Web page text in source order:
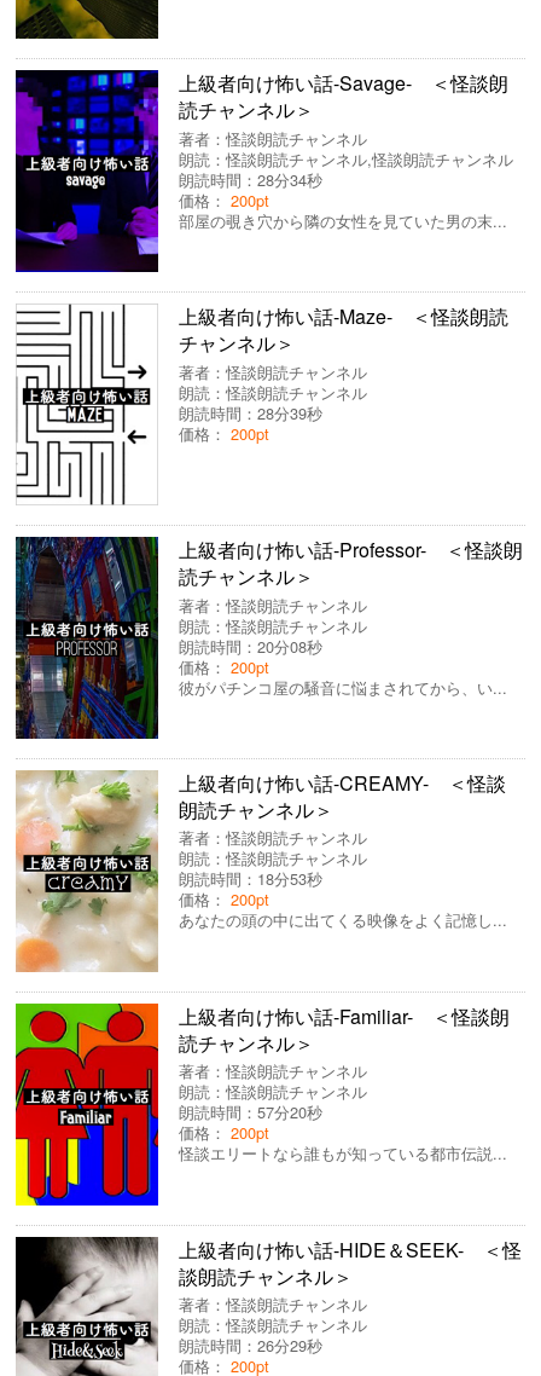
上級者向け怖い話-Savage- ＜怪談朗
読チャンネル＞
著者：怪談朗読チャンネル
朗読：怪談朗読チャンネル,怪談朗読チャンネル
朗読時間：28分34秒
価格：200pt
部屋の覗き穴から隣の女性を見ていた男の末...
上級者向け怖い話-Maze- ＜怪談朗読
チャンネル＞
著者：怪談朗読チャンネル
朗読：怪談朗読チャンネル
朗読時間：28分39秒
価格：200pt
上級者向け怖い話-Professor- ＜怪談朗
読チャンネル＞
著者：怪談朗読チャンネル
朗読：怪談朗読チャンネル
朗読時間：20分08秒
価格：200pt
彼がパチンコ屋の騒音に悩まされてから、い...
上級者向け怖い話-CREAMY- ＜怪談
朗読チャンネル＞
著者：怪談朗読チャンネル
朗読：怪談朗読チャンネル
朗読時間：18分53秒
価格：200pt
あなたの頭の中に出てくる映像をよく記憶し...
上級者向け怖い話-Familiar- ＜怪談朗
読チャンネル＞
著者：怪談朗読チャンネル
朗読：怪談朗読チャンネル
朗読時間：57分20秒
価格：200pt
怪談エリートなら誰もが知っている都市伝説...
上級者向け怖い話-HIDE＆SEEK- ＜怪
談朗読チャンネル＞
著者：怪談朗読チャンネル
朗読：怪談朗読チャンネル
朗読時間：26分29秒
価格：200pt